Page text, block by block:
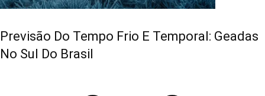
Previsão Do Tempo Frio E Temporal: Geadas
No Sul Do Brasil